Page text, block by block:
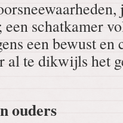
schatkamer
een bewust en
al te dikwijls het
ouders